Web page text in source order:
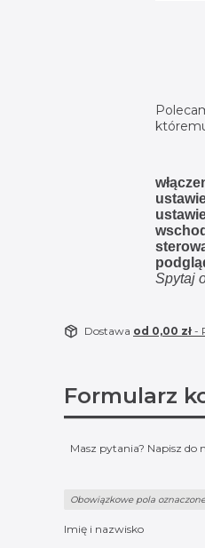
Spytaj
Dostawa od 0,00 zł -
Formularz
Masz pytania? Napisz do
Obowiązkowe pola
Imię i nazwisko